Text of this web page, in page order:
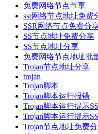
免费网络节点节享
ssr网络节点地址免费
SSR网络节点免费分
SS节点地址免费分享
SS节点地址分享
免费网络节点地址批
Trojan节点地址分享
trojan
Trojan脚本
Trojan脚本运行报错
Trojan脚本运行提示
Trojan脚本运行提示
Trojan节点地址免费